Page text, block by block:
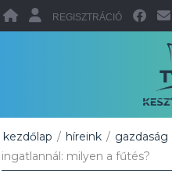
REGISZTRÁCIÓ
kezdőlap / híreink / gazdaság
ingatlannál: milyen a fűtés?